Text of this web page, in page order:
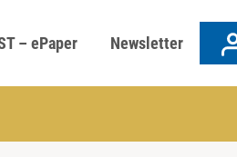
– ePaper Newsletter